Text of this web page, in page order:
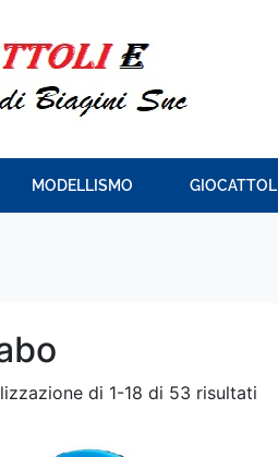
MODELLISMO GIOCATTOLI
di 1-18 di 53 risultati